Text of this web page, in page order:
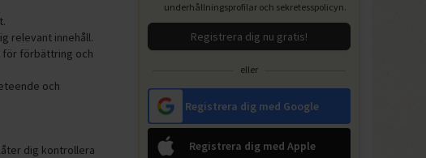
relevant innehåll.
för förbättring och
och
dig kontrollera
underhållningsprofilar och sekretesspolicyn.
Registrera dig nu gratis!
eller
Registrera dig med Google
Registrera dig med Apple